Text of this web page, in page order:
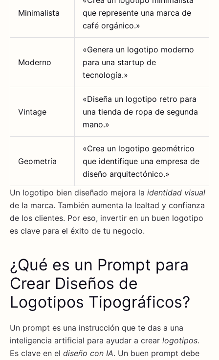
Minimalista
que represente una marca de
café orgánico.»
Moderno
«Genera un logotipo moderno
para una startup de
tecnología.»
Vintage
«Diseña un logotipo retro para
una tienda de ropa de segunda
mano.»
Geometría
«Crea un logotipo geométrico
que identifique una empresa de
diseño arquitectónico.»
Un logotipo bien diseñado mejora la identidad visual
de la marca. También aumenta la lealtad y confianza
de los clientes. Por eso, invertir en un buen logotipo
es clave para el éxito de tu negocio.
¿Qué es un Prompt para
Crear Diseños de
Logotipos Tipográficos?
Un prompt es una instrucción que te das a una
inteligencia artificial para ayudar a crear logotipos.
Es clave en el diseño con IA. Un buen prompt debe